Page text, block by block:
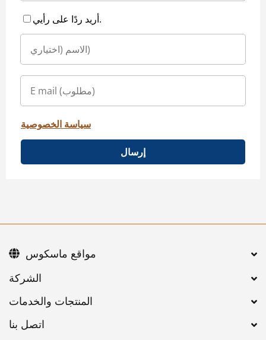
أريد ردًا على رأيي.
سياسة الخصوصية
إرسال
اتصل بنا
مواقع ماسكوس